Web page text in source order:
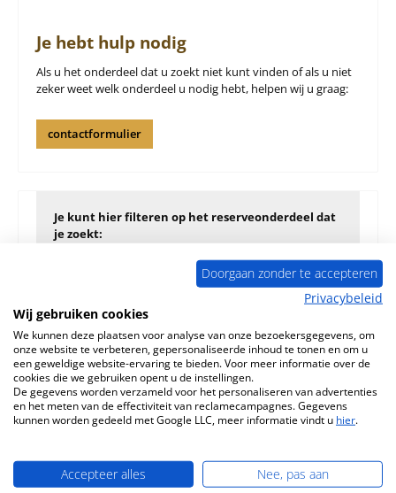
Je hebt hulp nodig
Als u het onderdeel dat u zoekt niet kunt vinden of als u niet
zeker weet welk onderdeel u nodig hebt, helpen wij u graag:
contactformulier
Je kunt hier filteren op het reserveonderdeel dat
je zoekt:
Filter
Geen producten gevonden.
Gratis verzending vanaf 449 €
Doorgaan zonder te accepteren
Privacybeleid
Wij gebruiken cookies
We kunnen deze plaatsen voor analyse van onze bezoekersgegevens, om
onze website te verbeteren, gepersonaliseerde inhoud te tonen en om u
een geweldige website-ervaring te bieden. Voor meer informatie over de
cookies die we gebruiken opent u de instellingen.
De gegevens worden verzameld voor het personaliseren van advertenties
en het meten van de effectiviteit van reclamecampagnes. Gegevens
kunnen worden gedeeld met Google LLC, meer informatie vindt u hier.
Accepteer alles Nee, pas aan